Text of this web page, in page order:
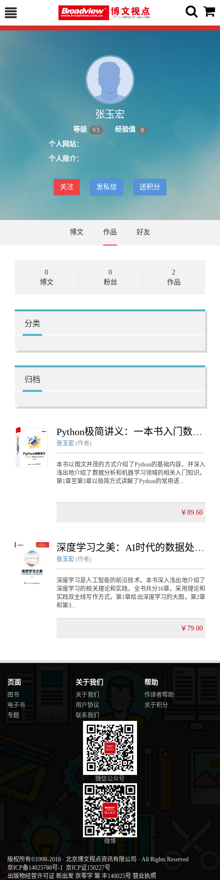
张玉宏
等级 V1 经验值 0
个人网站：
个人简介：
关注 发私信 送积分
博文 作品 好友
0
博文
0
粉丝
2
作品
分类
归档
Python极简讲义：一本书入门数据分析与机器学习
张玉宏 (作者)
本书以图文并茂的方式介绍了Python的基础内容，并深入
浅出地介绍了数据分析和机器学习领域的相关入门知识。
第1章至第5章以极简方式讲解了Python的常用语...
￥89.60
深度学习之美：AI时代的数据处理与最佳实践
张玉宏 (作者)
深度学习是人工智能的前沿技术。本书深入浅出地介绍了
深度学习的相关理论和实践，全书共分16章，采用理论和
实践双主线写作方式。第1章给出深度学习的大图。第2章
和第3...
￥79.00
页面
图书
电子书
专题
关于我们
关于我们
用户协议
联系我们
帮助
作译者帮助
关于积分
微信公众号
微博
版权所有©1998-2016 · 北京博文视点资讯有限公司 · All Rights Reserved
京ICP备14025786号-1 京ICP证150227号
出版物经营许可证 新出发 京零字 第 丰140025号 营业执照